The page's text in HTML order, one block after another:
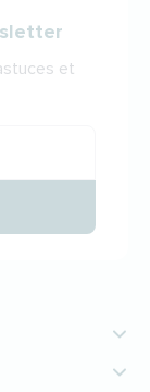
et